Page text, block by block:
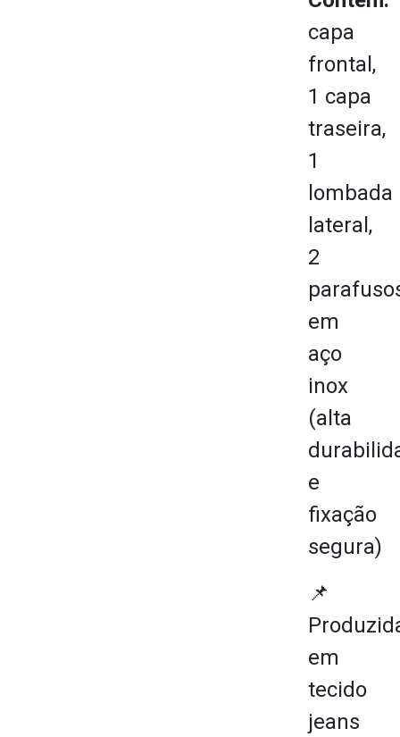
capa
frontal,
1 capa
traseira,
1
lombada
lateral,
2
em
aço
inox
(alta
e
fixação
segura)
📌
em
tecido
jeans